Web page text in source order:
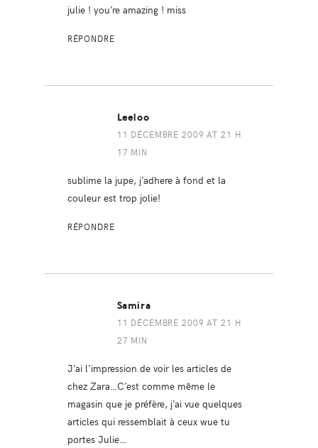
julie ! you’re amazing ! miss
RÉPONDRE
Leeloo
11 DÉCEMBRE 2009 AT 21 H
17 MIN
sublime la jupe, j’adhere à fond et la
couleur est trop jolie!
RÉPONDRE
Samira
11 DÉCEMBRE 2009 AT 21 H
27 MIN
J’ai l’impression de voir les articles de
chez Zara…C’est comme même le
magasin que je préfère, j’ai vue quelques
articles qui ressemblait à ceux wue tu
portes Julie…